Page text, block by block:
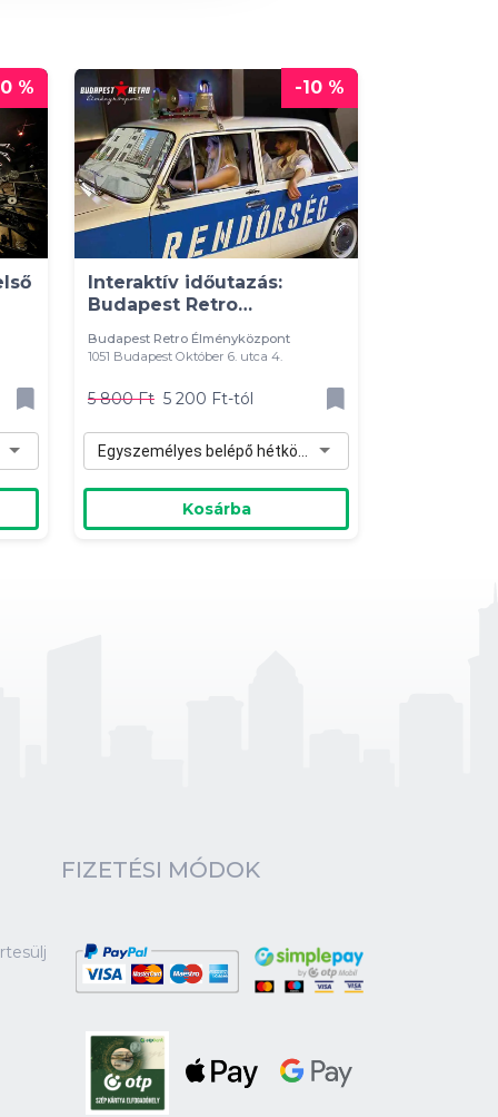
% -10 %
Interaktív időutazás:
Budapest Retro
élményközpont belépő
Budapest Retro Élményközpont
1051 Budapest Október 6. utca 4.
5 800 Ft 5 200 Ft-tól
Kosárba
FIZETÉSI MÓDOK